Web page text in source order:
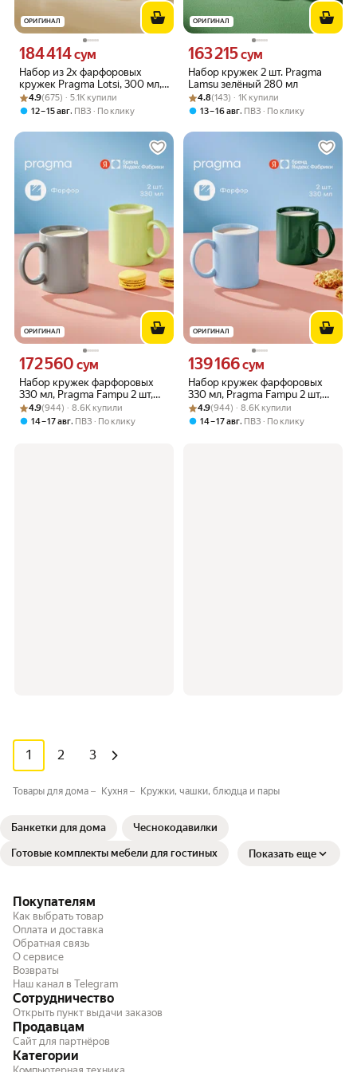
ОРИГИНАЛ
Набор из 2х фарфоровых
кружек Pragma Lotsi, 300 мл,
полоски синие
Цена 184414 сум вместо
184 414сум
Рейтинг товара: 4.9 из 5
Оценок: (675) · 5.1K купили
4.9(675) · 5.1K купили
12 – 15 авг, ПВЗ По клику
ОРИГИНАЛ
Набор кружек 2 шт. Pragma
Lamsu зелёный 280 мл
Цена 163215 сум вместо
163 215сум
Рейтинг товара: 4.8 из 5
Оценок: (143) · 1K купили
4.8(143) · 1K купили
13 – 16 авг, ПВЗ По клику
ОРИГИНАЛ
Набор кружек фарфоровых
330 мл, Pragma Fampu 2 шт,
серый/зеленый
Цена 172560 сум вместо
172 560 сум
Рейтинг товара: 4.9 из 5
Оценок: (944) · 8.6K купили
4.9(944) · 8.6K купили
14 – 17 авг, ПВЗ По клику
ОРИГИНАЛ
Набор кружек фарфоровых
330 мл, Pragma Fampu 2 шт,
зеленый/голубой
Цена 139166 сум вместо
139 166сум
Рейтинг товара: 4.9 из 5
Оценок: (944) · 8.6K купили
4.9(944) · 8.6K купили
14 – 17 авг, ПВЗ По клику
1 2 3
Товары для дома Кухня Кружки, чашки, блюдца и пары
Банкетки для дома Чеснокодавилки
Готовые комплекты мебели для гостиных Показать еще
Покупателям
Как выбрать товар
Оплата и доставка
Обратная связь
О сервисе
Возвраты
Наш канал в Telegram
Сотрудничество
Открыть пункт выдачи заказов
Продавцам
Сайт для партнёров
Категории
Компьютерная техника